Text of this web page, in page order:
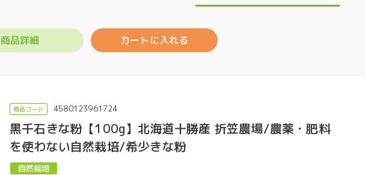
商品詳細 カートに入れる
4580123961724
黒千石きな粉【100g】北海道十勝産 折笠農場/農薬・肥料
を使わない自然栽培/希少きな粉